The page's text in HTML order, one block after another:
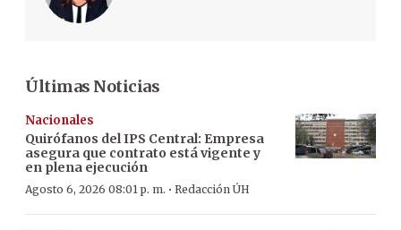
Últimas Noticias
Nacionales
Quirófanos del IPS Central: Empresa
asegura que contrato está vigente y
en plena ejecución
Agosto 6, 2026 08:01 p. m. · Redacción ÚH